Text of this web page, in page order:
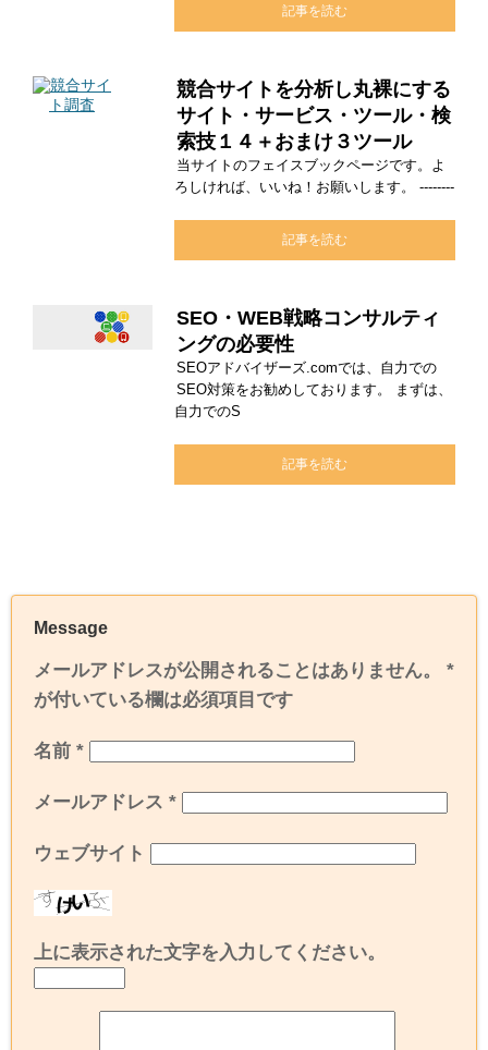
記事を読む
競合サイトを分析し丸裸にする
サイト・サービス・ツール・検
索技１４＋おまけ３ツール
当サイトのフェイスブックページです。よ
ろしければ、いいね！お願いします。 --------
記事を読む
SEO・WEB戦略コンサルティ
ングの必要性
SEOアドバイザーズ.comでは、自力での
SEO対策をお勧めしております。 まずは、
自力でのS
記事を読む
Message
メールアドレスが公開されることはありません。 *
が付いている欄は必須項目です
名前 *
メールアドレス *
ウェブサイト
上に表示された文字を入力してください。